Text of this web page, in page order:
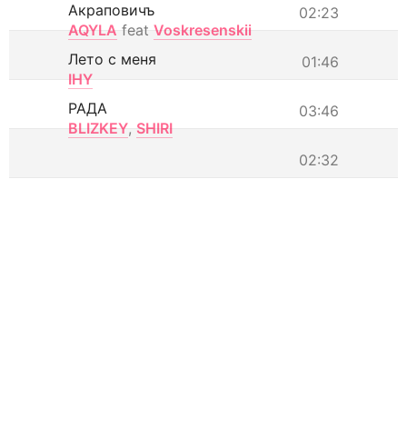
02:23
Акраповичъ
AQYLA feat Voskresenskii
01:46
Лето с меня
IHY
03:46
РАДА
BLIZKEY, SHIRI
02:32